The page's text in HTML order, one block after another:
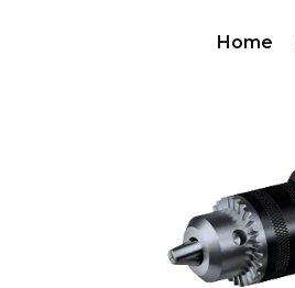
Home